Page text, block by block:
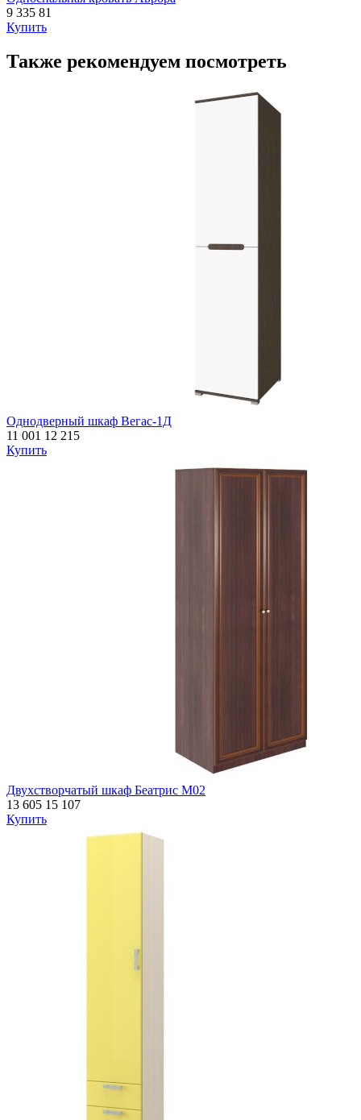
9 335 81
Купить
Также рекомендуем посмотреть
Однодверный шкаф Вегас-1Д
11 001 12 215
Купить
Двухстворчатый шкаф Беатрис М02
13 605 15 107
Купить